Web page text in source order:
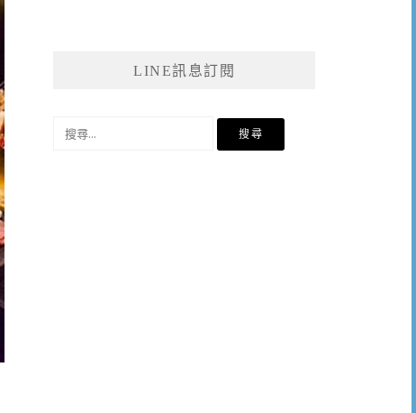
LINE訊息訂閱